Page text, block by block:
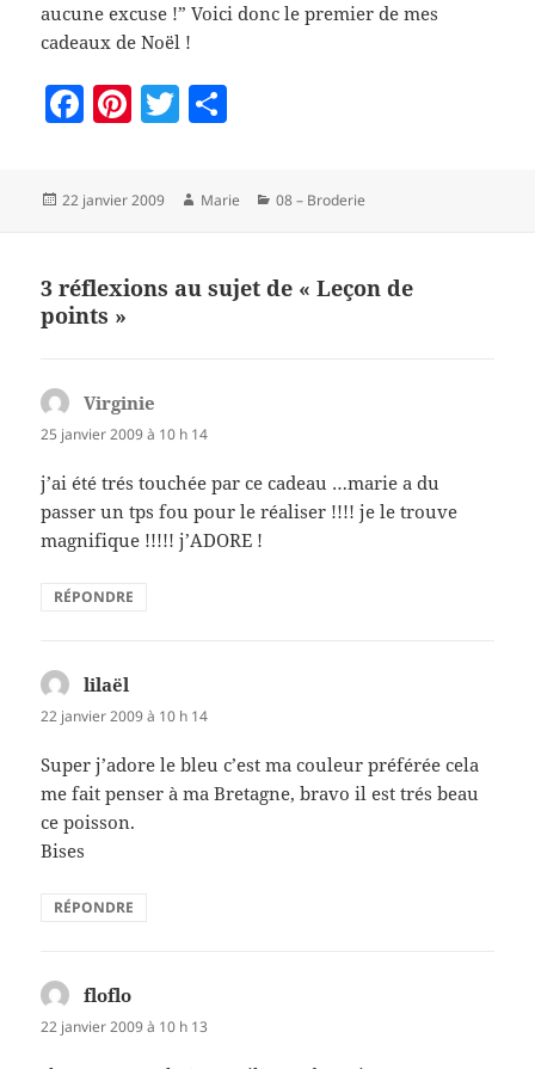
aucune excuse !” Voici donc le premier de mes
cadeaux de Noël !
F
e
o
o
Pi
es
T
itt
er a
er
Publié
22 janvier 2009 Auteur
Marie Catégories
08 – Broderie
3 réflexions au sujet de « Leçon de
points »
Virginie
25 janvier 2009 à 10 h 14
j’ai été trés touchée par ce cadeau …marie a du
passer un tps fou pour le réaliser !!!! je le trouve
magnifique !!!!! j’ADORE !
RÉPONDRE
lilaël
22 janvier 2009 à 10 h 14
Super j’adore le bleu c’est ma couleur préférée cela
me fait penser à ma Bretagne, bravo il est trés beau
ce poisson.
Bises
RÉPONDRE
floflo
22 janvier 2009 à 10 h 13